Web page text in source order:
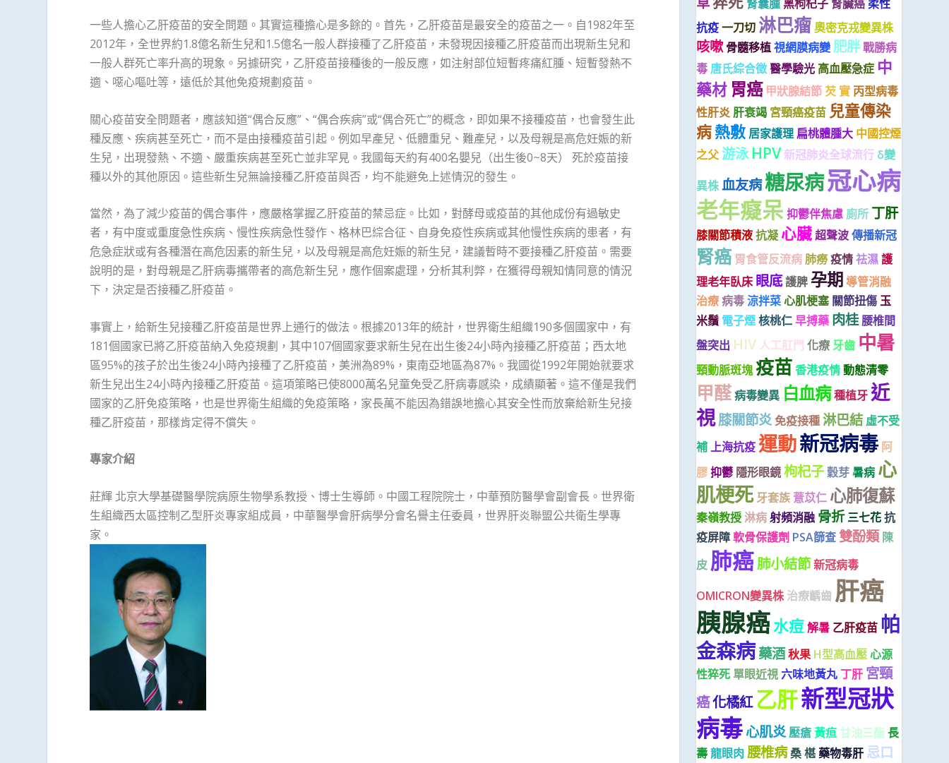
一些人擔心乙肝疫苗的安全問題。其實這種擔心是多餘的。首先，乙肝疫苗是最安全的疫苗之一。自1982年至
2012年，全世界約1.8億名新生兒和1.5億名一般人群接種了乙肝疫苗，未發現因接種乙肝疫苗而出現新生兒和
一般人群死亡率升高的現象。另據研究，乙肝疫苗接種後的一般反應，如注射部位短暫疼痛紅腫、短暫發熱不
適、噁心嘔吐等，遠低於其他免疫規劃疫苗。
關心疫苗安全問題者，應該知道“偶合反應”、“偶合疾病”或“偶合死亡”的概念，即如果不接種疫苗，也會發生此
種反應、疾病甚至死亡，而不是由接種疫苗引起。例如早產兒、低體重兒、難產兒，以及母親是高危妊娠的新
生兒，出現發熱、不適、嚴重疾病甚至死亡並非罕見。我國每天約有400名嬰兒（出生後0~8天） 死於疫苗接
種以外的其他原因。這些新生兒無論接種乙肝疫苗與否，均不能避免上述情況的發生。
當然，為了減少疫苗的偶合事件，應嚴格掌握乙肝疫苗的禁忌症。比如，對酵母或疫苗的其他成份有過敏史
者，有中度或重度急性疾病、慢性疾病急性發作、格林巴綜合征、自身免疫性疾病或其他慢性疾病的患者，有
危急症狀或有各種潛在高危因素的新生兒，以及母親是高危妊娠的新生兒，建議暫時不要接種乙肝疫苗。需要
說明的是，對母親是乙肝病毒攜帶者的高危新生兒，應作個案處理，分析其利弊，在獲得母親知情同意的情況
下，決定是否接種乙肝疫苗。
事實上，給新生兒接種乙肝疫苗是世界上通行的做法。根據2013年的統計，世界衛生組織190多個國家中，有
181個國家已將乙肝疫苗納入免疫規劃，其中107個國家要求新生兒在出生後24小時內接種乙肝疫苗；西太地
區95%的孩子於出生後24小時內接種了乙肝疫苗，美洲為89%，東南亞地區為87%。我國從1992年開始就要求
新生兒出生24小時內接種乙肝疫苗。這項策略已使8000萬名兒童免受乙肝病毒感染，成績顯著。這不僅是我們
國家的乙肝免疫策略，也是世界衛生組織的免疫策略，家長萬不能因為錯誤地擔心其安全性而放棄給新生兒接
種乙肝疫苗，那樣肯定得不償失。
專家介紹
莊輝 北京大學基礎醫學院病原生物學系教授、博士生導師。中國工程院院士，中華預防醫學會副會長。世界衛
生組織西太區控制乙型肝炎專家組成員，中華醫學會肝病學分會名譽主任委員，世界肝炎聯盟公共衛生學專
家。
腎囊腫黑枸杞子 腎臟癌 柔性
抗疫一刀切 淋巴瘤奧密克戎變異株
咳嗽 骨髓移植視網膜病變 肥胖戰勝病
毒 唐氏綜合徵醫學驗光 高血壓急症 中
藥材 胃癌 甲狀腺結節 芡 實 丙型病毒
性肝炎 肝衰竭 宮頸癌疫苗 兒童傳染
病熱敷 居家護理 扁桃體腫大 中國控煙
之父游泳 HPV 新冠肺炎全球流行 δ變
異株血友病糖尿病冠心病
老年癡呆 抑鬱伴焦慮 廁所 丁肝
膝關節積液抗凝 心臟超聲波傳播新冠
腎癌 胃食管反流病肺癆疫情祛濕護
理老年臥床 眼底護脾 孕期 導管消融
治療病毒涼拌菜心肌梗塞 關節扭傷玉
米鬚 電子煙核桃仁早搏藥 肉桂 腰椎間
盤突出 HIV 人工肛門 化療牙齒 中暑
頸動脈斑塊疫苗香港疫情動態清零
甲醛病毒變異 白血病種植牙近
視膝關節炎免疫接種淋巴結 虛不受
補上海抗疫運動新冠病毒 阿
膠抑鬱 隱形眼鏡枸杞子穀芽暑病 心
肌梗死 牙套族 薏苡仁 心肺復蘇
秦嶺教授 淋病射頻消融 骨折 三七花抗
疫屏障軟骨保護劑 PSA篩查雙酚類 陳
皮 肺癌肺小結節新冠病毒
OMICRON變異株 治療齲齒 肝癌
胰腺癌水痘解暑 乙肝疫苗 帕
金森病藥酒秋果 H型高血壓心源
性猝死 單眼近視 六味地黃丸 丁肝 宮頸
癌化橘紅 乙肝新型冠狀
病毒心肌炎壓瘡黃疸 甘油三酯長
壽龍眼肉腰椎病桑 椹 藥物毒肝 忌口